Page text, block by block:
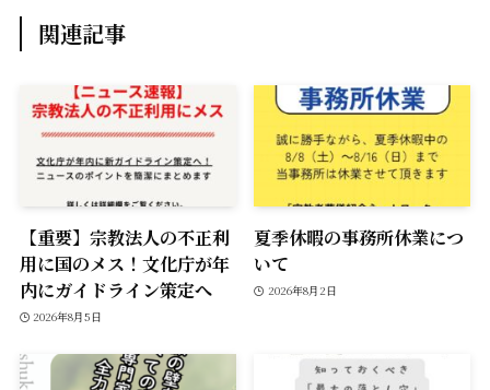
関連記事
【重要】宗教法人の不正利
用に国のメス！文化庁が年
内にガイドライン策定へ
2026年8月5日
夏季休暇の事務所休業につ
いて
2026年8月2日